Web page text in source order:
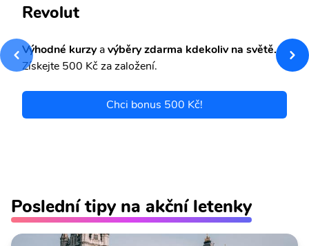
Revolut
Výhodné kurzyavýběry zdarma kdekoliv na světě.
Získejte 500 Kč za založení.
Chci bonus 500 Kč!
Poslední tipy na akční letenky